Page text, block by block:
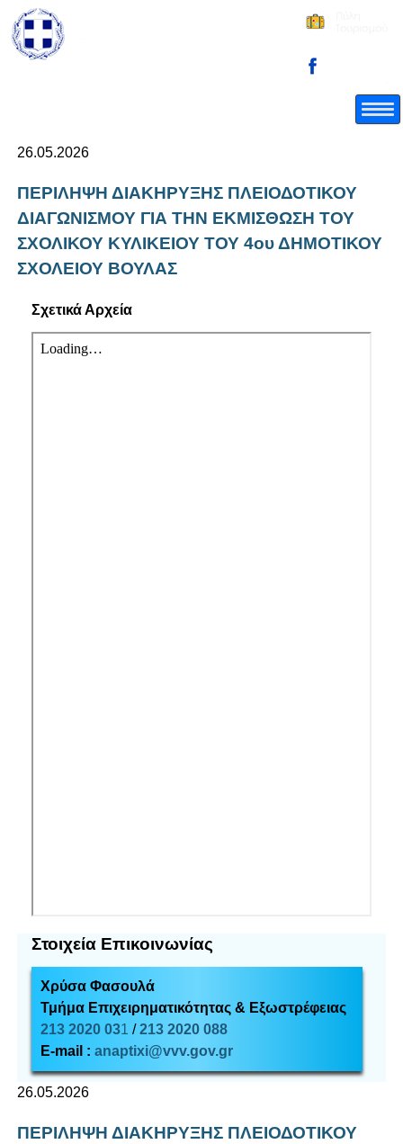
26.05.2026
ΠΕΡΙΛΗΨΗ ΔΙΑΚΗΡΥΞΗΣ ΠΛΕΙΟΔΟΤΙΚΟΥ
ΔΙΑΓΩΝΙΣΜΟΥ ΓΙΑ ΤΗΝ ΕΚΜΙΣΘΩΣΗ ΤΟΥ
ΣΧΟΛΙΚΟΥ ΚΥΛΙΚΕΙΟΥ ΤΟΥ 4ου ΔΗΜΟΤΙΚΟΥ
ΣΧΟΛΕΙΟΥ ΒΟΥΛΑΣ
Σχετικά Αρχεία
Στοιχεία Επικοινωνίας
Χρύσα Φασουλά
Τμήμα Επιχειρηματικότητας & Εξωστρέφειας
213 2020 031 /213 2020 088
E-mail : anaptixi@vvv.gov.gr
26.05.2026
ΠΕΡΙΛΗΨΗ ΔΙΑΚΗΡΥΞΗΣ ΠΛΕΙΟΔΟΤΙΚΟΥ